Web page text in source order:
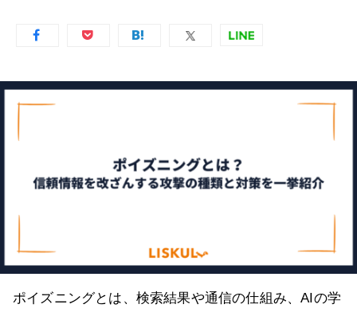
ポイズニングとは、検索結果や通信の仕組み、AIの学